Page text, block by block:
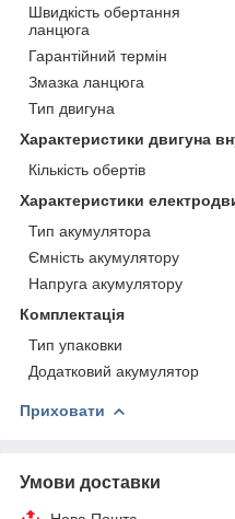
Швидкість обертання
ланцюга
Гарантійний термін
Змазка ланцюга
Тип двигуна
Характеристики двигуна
Кількість обертів
Характеристики
Тип акумулятора
Ємність акумулятору
Напруга акумулятору
Комплектація
Тип упаковки
Додатковий акумулятор
Приховати
Умови доставки